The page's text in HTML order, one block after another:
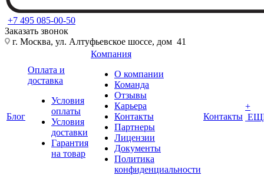
+7 495 085-00-50
Заказать звонок
г. Москва, ул. Алтуфьевское шоссе, дом 41
Блог
Оплата и
доставка
Условия
оплаты
Условия
доставки
Гарантия
на товар
Компания
О компании
Команда
Отзывы
Карьера
Контакты
Партнеры
Лицензии
Документы
Политика
конфиденциальности
Контакты
+